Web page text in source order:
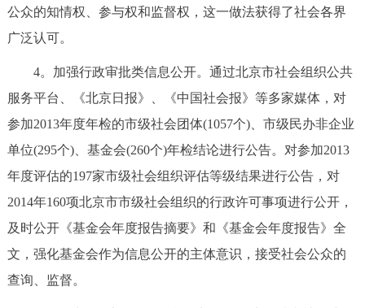
公众的知情权、参与权和监督权，这一做法获得了社会各界
广泛认可。
4。加强行政审批类信息公开。通过北京市社会组织公共
服务平台、《北京日报》、《中国社会报》等多家媒体，对
参加2013年度年检的市级社会团体(1057个)、市级民办非企业
单位(295个)、基金会(260个)年检结论进行公告。对参加2013
年度评估的197家市级社会组织评估等级结果进行公告，对
2014年160项北京市市级社会组织的行政许可事项进行公开，
及时公开《基金会年度报告摘要》和《基金会年度报告》全
文，强化基金会作为信息公开的主体意识，接受社会公众的
查询、监督。